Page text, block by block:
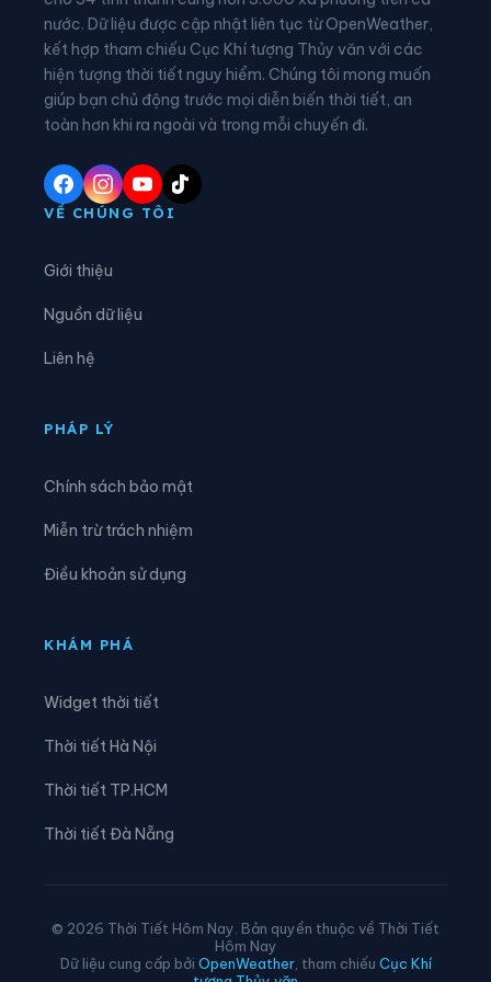
Xã Các Sơn Xã Cẩm Tân
Xã Cẩm Thạch Xã Cẩm Thủy
Xã Cẩm Tú Xã Cẩm Vân
Xã Cổ Lũng
Xã Điền Lư
Xã Hậu Lộc
Xã Hoằng Sơn
Xã Minh Sơn
nước. Dữ liệu được cập nhật liên tục từ OpenWeather,
kết hợp tham chiếu Cục Khí tượng Thủy văn với các
hiện tượng thời tiết nguy hiểm. Chúng tôi mong muốn
giúp bạn chủ động trước mọi diễn biến thời tiết, an
toàn hơn khi ra ngoài và trong mỗi chuyến đi.
VỀ CHÚNG TÔI
Giới thiệu
Nguồn dữ liệu
Liên hệ
PHÁP LÝ
Chính sách bảo mật
Miễn trừ trách nhiệm
Điều khoản sử dụng
KHÁM PHÁ
Widget thời tiết
Thời tiết Hà Nội
Thời tiết TP.HCM
Thời tiết Đà Nẵng
© 2026 Thời Tiết Hôm Nay. Bản quyền thuộc về Thời Tiết
Hôm Nay
Dữ liệu cung cấp bởi OpenWeather, tham chiếu Cục Khí